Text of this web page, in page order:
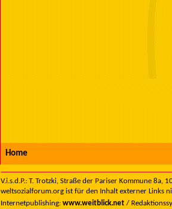
Home
V.i.s.d.P.: T. Trotzki, Straße der Pariser Kommune
weltsozialforum.org ist für den Inhalt externer Links
Internetpublishing: www.weitblick.net /